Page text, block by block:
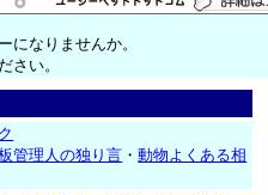
になりませんか。
さい。
管理人の独り言 ・動物よくある相